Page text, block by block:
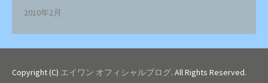
2010年2月
Copyright (C) エイワン オフィシャルブログ. All Rights Reserved.